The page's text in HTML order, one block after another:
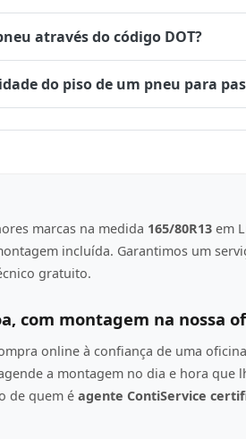
através do código DOT?
do piso de um pneu para
marcas na medida 165/80R13 em
incluída. Garantimos um
gratuito.
com montagem na nossa
online à confiança de uma
a montagem no dia e hora que
de quem é agente ContiService